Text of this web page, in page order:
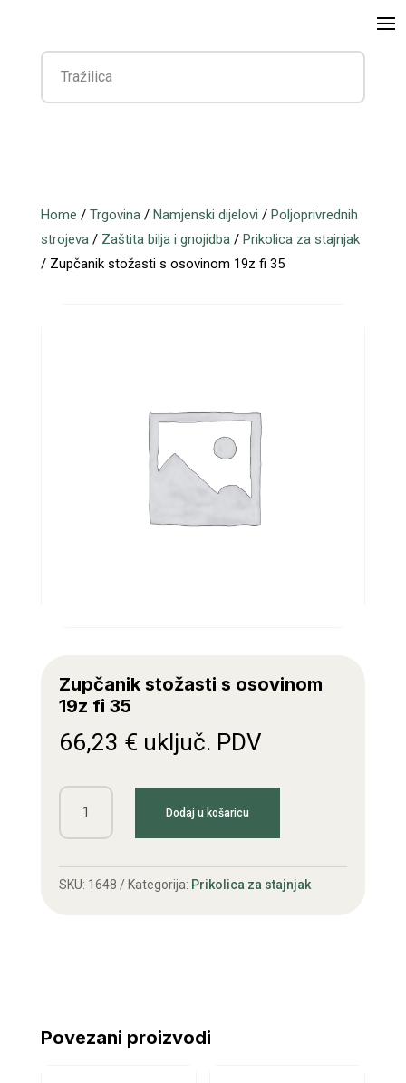
Home / Trgovina/ Namjenski dijelovi / Poljoprivrednih
strojeva/ Zaštita bilja i gnojidba/ Prikolica za stajnjak
/ Zupčanik stožasti s osovinom 19z fi 35
Zupčanik stožasti s osovinom
19z fi 35
66,23 € uključ. PDV
Zupčanik
stožasti
osovinom
Dodaj u košaricu
SKU: 1648 Kategorija: Prikolica za stajnjak
Povezani proizvodi